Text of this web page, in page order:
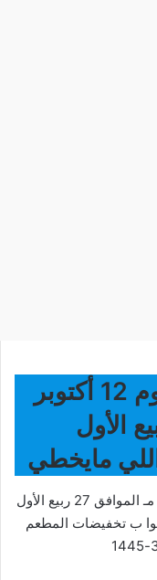
عروض مطعم هرفي اليوم 12 أكتوبر
الموافق 27 ربيع الأول
عروض مطعم هرفي اليوم 12 أكتوبر 2023 مـ الموافق 27 ربيع الأول
ب تخفيضات المطعم